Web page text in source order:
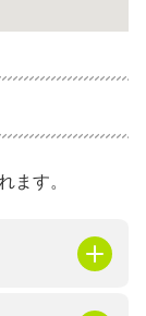
ます。